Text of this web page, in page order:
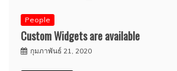
People
Custom Widgets are available
กุมภาพันธ์ 21, 2020